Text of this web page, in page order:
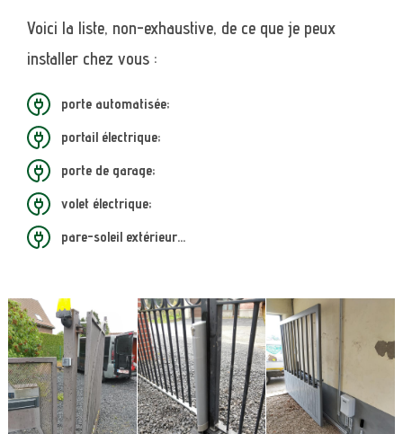
Voici la liste, non-exhaustive, de ce que je peux
installer chez vous :
porte automatisée;
portail électrique;
porte de garage;
volet électrique;
pare-soleil extérieur…